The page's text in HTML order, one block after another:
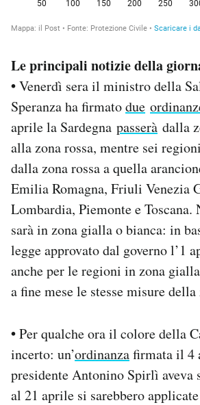
Le principali notizie della
•Venerdì sera il ministro della
Speranza ha firmatodue
aprile la Sardegna passerà dalla
alla zona rossa, mentre sei regioni
dalla zona rossa a quella
Emilia Romagna, Friuli Venezia
Lombardia, Piemonte e Toscana.
sarà in zona gialla o bianca: in
legge approvato dal governo l’1
anche per le regioni in zona
a fine mese le stesse misure
•Per qualche ora il colore della
incerto: un’ordinanzafirmata il 4
presidente Antonino Spirlì aveva
al 21 aprile si sarebbero